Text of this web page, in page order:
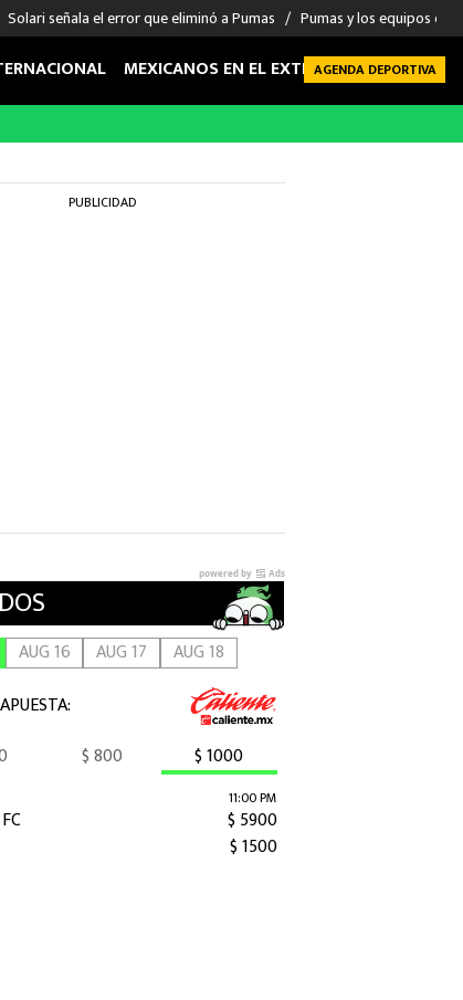
Solari señala el error que eliminó a Pumas Pumas y los equipos
MEXICANOS EN EL EXTRANJERO FUTBOL
AGENDA DEPORTIVA
PUBLICIDAD